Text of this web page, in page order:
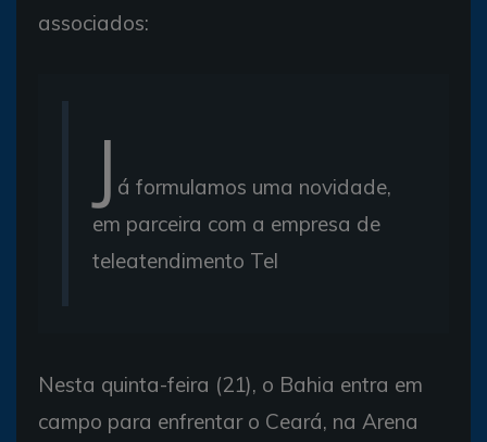
associados:
J á formulamos uma novidade,
em parceira com a empresa de
teleatendimento Tel
Nesta quinta-feira (21), o Bahia entra em
campo para enfrentar o Ceará, na Arena